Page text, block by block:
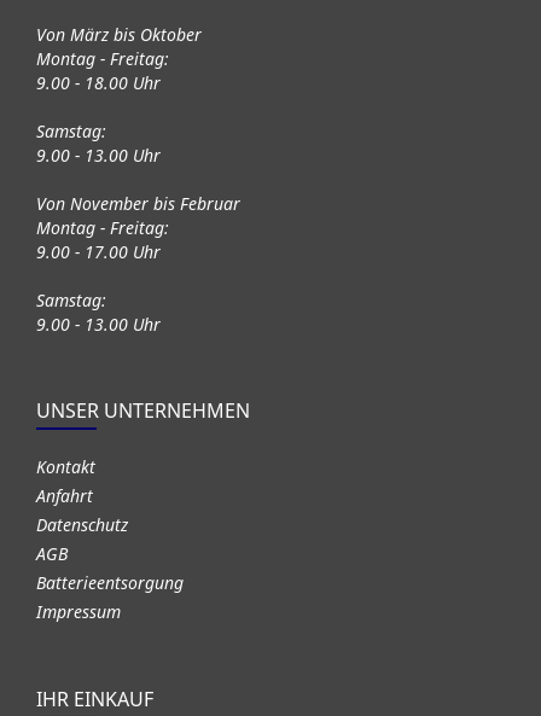
Von März bis Oktober
Montag - Freitag:
9.00 - 18.00 Uhr
Samstag:
9.00 - 13.00 Uhr
Von November bis Februar
Montag - Freitag:
9.00 - 17.00 Uhr
Samstag:
9.00 - 13.00 Uhr
UNSER UNTERNEHMEN
Kontakt
Anfahrt
Datenschutz
AGB
Batterieentsorgung
Impressum
IHR EINKAUF